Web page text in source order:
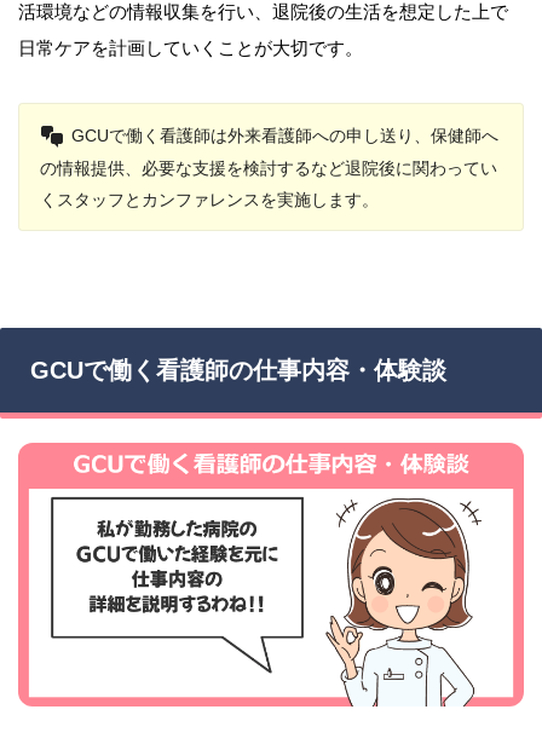
活環境などの情報収集を行い、退院後の生活を想定した上で
日常ケアを計画していくことが大切です。
GCUで働く看護師は外来看護師への申し送り、保健師へ
の情報提供、必要な支援を検討するなど退院後に関わってい
くスタッフとカンファレンスを実施します。
GCUで働く看護師の仕事内容・体験談